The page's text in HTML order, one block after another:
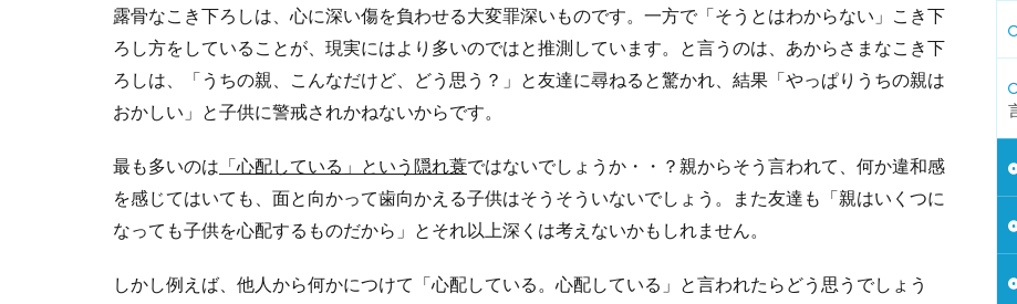
露骨なこき下ろしは、心に深い傷を負わせる大変罪深いものです。一方で「そうとはわからない」こき下
ろし方をしていることが、現実にはより多いのではと推測しています。と言うのは、あからさまなこき下
ろしは、「うちの親、こんなだけど、どう思う？」と友達に尋ねると驚かれ、結果「やっぱりうちの親は
おかしい」と子供に警戒されかねないからです。
最も多いのは 「心配している」という隠れ蓑ではないでしょうか・・？親からそう言われて、何か違和感
を感じてはいても、面と向かって歯向かえる子供はそうそういないでしょう。また友達も「親はいくつに
なっても子供を心配するものだから」とそれ以上深くは考えないかもしれません。
しかし例えば、他人から何かにつけて「心配している。心配している」と言われたらどう思うでしょう